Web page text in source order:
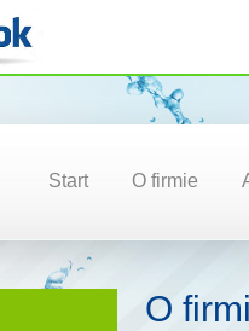
Start O firmie
O